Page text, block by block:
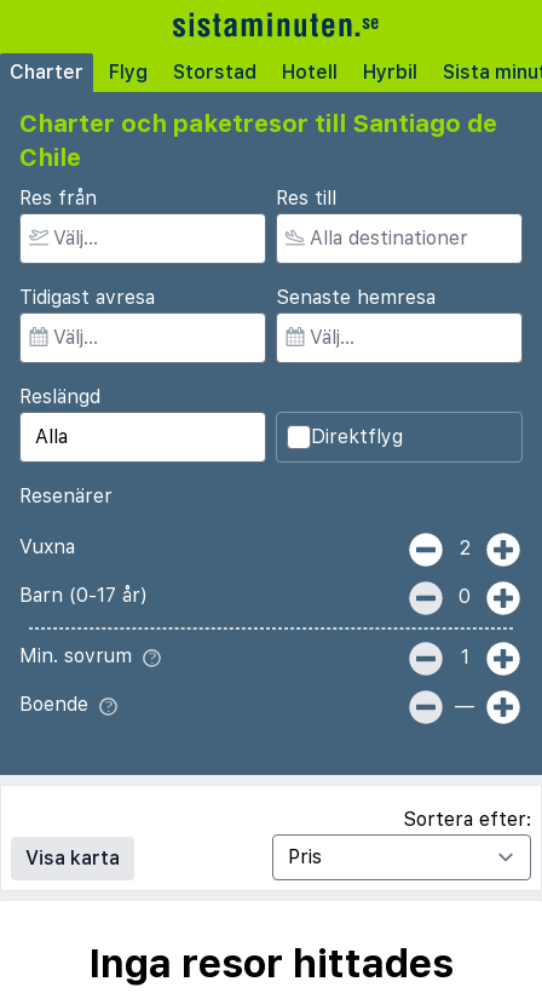
Charter Flyg Storstad Hotell Hyrbil Sista
Charter och paketresor till Santiago de
Chile
Res från Res till
Tidigast avresa Senaste hemresa
Reslängd
Direktflyg
Resenärer
Vuxna 2
Barn (0-17 år) 0
Min. sovrum 1
Boende —
Visa karta
Sortera efter:
Inga resor hittades